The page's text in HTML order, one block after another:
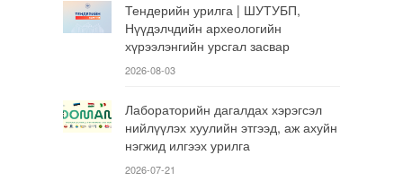
Тендерийн урилга | ШУТУБП,
Нүүдэлчдийн археологийн
хүрээлэнгийн урсгал засвар
2026-08-03
Лабораторийн дагалдах хэрэгсэл
нийлүүлэх хуулийн этгээд, аж ахуйн
нэгжид илгээх урилга
2026-07-21